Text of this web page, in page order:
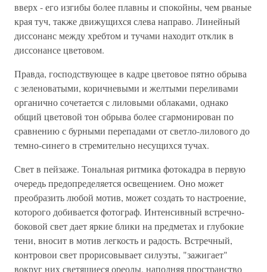
вверх - его изгибы более плавны и спокойны, чем рваные
края туч, также движущихся слева направо. Линейный
диссонанс между хребтом и тучами находит отклик в
диссонансе цветовом.
Правда, господствующее в кадре цветовое пятно обрыва
с зеленоватыми, коричневыми и желтыми переливами
органично сочетается с лиловыми облаками, однако
общий цветовой тон обрыва более сгармонирован по
сравнению с бурными перепадами от светло-лилового до
темно-синего в стремительно несущихся тучах.
Свет в пейзаже. Тональная ритмика фотокадра в первую
очередь предопределяется освещением. Оно может
преобразить любой мотив, может создать то настроение,
которого добивается фотограф. Интенсивный встречно-
боковой свет дает яркие блики на предметах и глубокие
тени, вносит в мотив легкость и радость. Встречный,
контровои свет прорисовывает силуэты, "зажигает"
вокруг них светящиеся ореолы, наполняя пространство